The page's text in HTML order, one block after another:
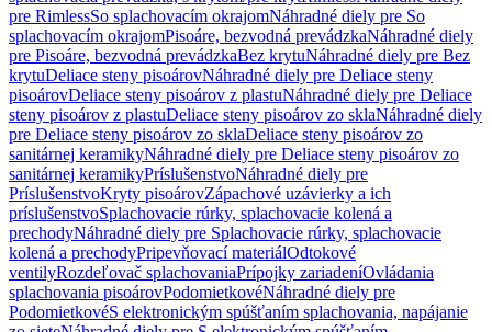
pre RimlessSo splachovacím okrajomNáhradné diely pre So
splachovacím okrajomPisoáre, bezvodná prevádzkaNáhradné diely
pre Pisoáre, bezvodná prevádzkaBez krytuNáhradné diely pre Bez
krytuDeliace steny pisoárovNáhradné diely pre Deliace steny
pisoárovDeliace steny pisoárov z plastuNáhradné diely pre Deliace
steny pisoárov z plastuDeliace steny pisoárov zo sklaNáhradné diely
pre Deliace steny pisoárov zo sklaDeliace steny pisoárov zo
sanitárnej keramikyNáhradné diely pre Deliace steny pisoárov zo
sanitárnej keramikyPríslušenstvoNáhradné diely pre
PríslušenstvoKryty pisoárovZápachové uzávierky a ich
príslušenstvoSplachovacie rúrky, splachovacie kolená a
prechodyNáhradné diely pre Splachovacie rúrky, splachovacie
kolená a prechodyPripevňovací materiálOdtokové
ventilyRozdeľovač splachovaniaPrípojky zariadeníOvládania
splachovania pisoárovPodomietkovéNáhradné diely pre
PodomietkovéS elektronickým spúšťaním splachovania, napájanie